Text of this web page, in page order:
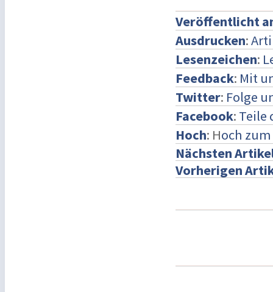
Veröffentlicht
Ausdrucken:
Lesenzeichen:
Feedback: Mit
Twitter: Folge
Facebook: Teile
Hoch: Hoch
Nächsten
Vorherigen